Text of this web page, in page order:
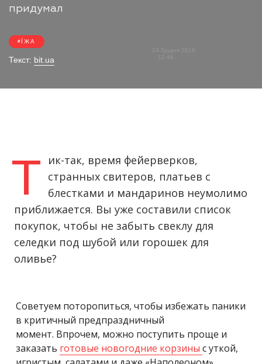
придумал
ЇЖА
Текст: bit.ua
24 Грудня 2018
Т
ик-так, время фейерверков,
странных свитеров, платьев с
блестками и мандаринов неумолимо
приближается. Вы уже составили список
покупок, чтобы не забыть свеклу для
селедки под шубой или горошек для
оливье?
Советуем поторопиться, чтобы избежать паники
в критичный предпраздничный
момент. Впрочем, можно поступить проще и
заказать готовые новогодние корзины с уткой,